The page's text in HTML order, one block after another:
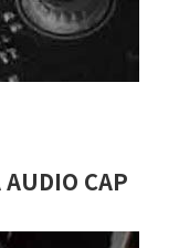
AUDIO CAP